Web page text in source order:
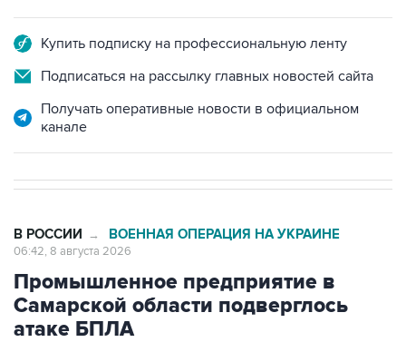
Купить подписку на профессиональную ленту
Подписаться на рассылку главных новостей сайта
Получать оперативные новости в официальном
канале
В РОССИИ → ВОЕННАЯ ОПЕРАЦИЯ НА УКРАИНЕ
06:42, 8 августа 2026
Промышленное предприятие в
Самарской области подверглось
атаке БПЛА